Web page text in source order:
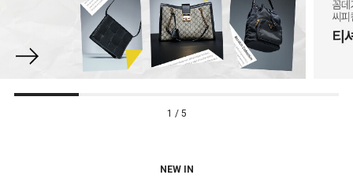
1 / 5
NEW IN